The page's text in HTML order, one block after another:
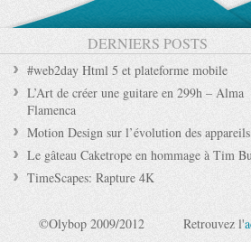
DERNIERS POSTS
#web2day Html 5 et plateforme mobile
L’Art de créer une guitare en 299h – Alma
Flamenca
Motion Design sur l’évolution des
Le gâteau Caketrope en hommage à Tim
TimeScapes: Rapture 4K
©Olybop 2009/2012
Retrouvez l'